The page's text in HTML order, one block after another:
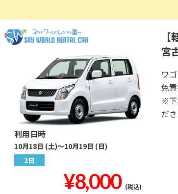
利用日時
10月18日 (土)～10月19日 (日)
2日
¥8,000 (税込)
宮
ワ
免
※下
ださ